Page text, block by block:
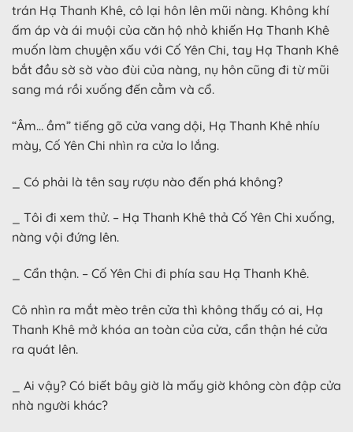
trán Hạ Thanh Khê, cô lại hôn lên mũi nàng. Không khí
ấm áp và ái muội của căn hộ nhỏ khiến Hạ Thanh Khê
muốn làm chuyện xấu với Cố Yên Chi, tay Hạ Thanh Khê
bắt đầu sờ sờ vào đùi của nàng, nụ hôn cũng đi từ mũi
sang má rồi xuống đến cằm và cổ.
“Âm… ầm” tiếng gõ cửa vang dội, Hạ Thanh Khê nhíu
mày, Cố Yên Chi nhìn ra cửa lo lắng.
_ Có phải là tên say rượu nào đến phá không?
_ Tôi đi xem thử. – Hạ Thanh Khê thả Cố Yên Chi xuống,
nàng vội đứng lên.
_ Cẩn thận. – Cố Yên Chi đi phía sau Hạ Thanh Khê.
Cô nhìn ra mắt mèo trên cửa thì không thấy có ai, Hạ
Thanh Khê mở khóa an toàn của cửa, cẩn thận hé cửa
ra quát lên.
_ Ai vậy? Có biết bây giờ là mấy giờ không còn đập cửa
nhà người khác?